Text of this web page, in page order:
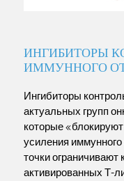
ИНГИБИТОРЫ
ИММУННОГО
Ингибиторы
актуальных групп
которые
усиления
точки
активированных Т-